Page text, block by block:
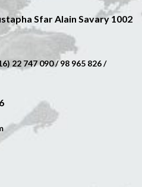
Sfar Alain Savary 1002
22 747 090 / 98 965 826 /